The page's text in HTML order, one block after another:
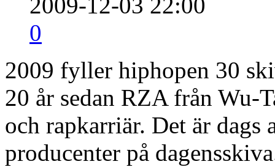
0
2009 fyller hiphopen 30
20 år sedan RZA från Wu-
och rapkarriär. Det är
producenter på